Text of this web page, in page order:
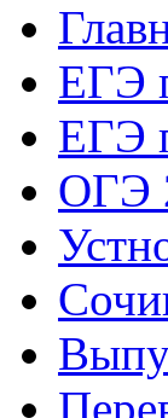
ЕГЭ
ЕГЭ
ОГЭ